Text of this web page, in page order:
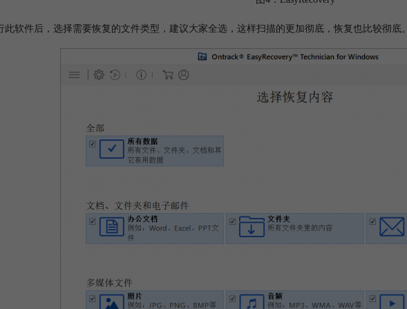
此软件后，选择需要恢复的文件类型，建议大家全选，这样扫描的更加彻底，恢复也比较彻底。